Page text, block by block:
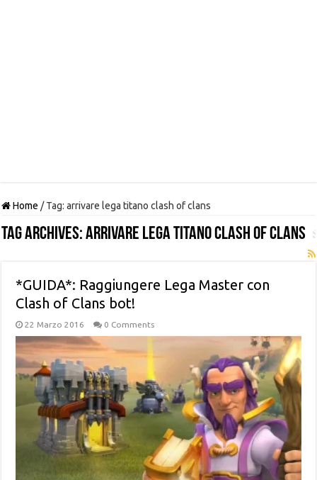
Home / Tag:arrivare lega titano clash of clans
Tag Archives:arrivare lega titano clash of clans
*GUIDA*: Raggiungere Lega Master con
Clash of Clans bot!
22 Marzo 2016 0 Comments